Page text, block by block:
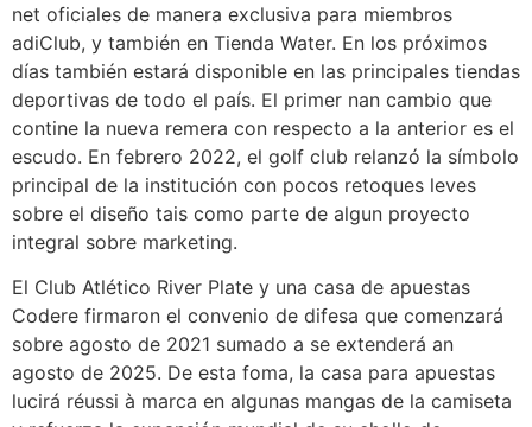
net oficiales de manera exclusiva para miembros
adiClub, y también en Tienda Water. En los próximos
días también estará disponible en las principales tiendas
deportivas de todo el país. El primer nan cambio que
contine la nueva remera con respecto a la anterior es el
escudo. En febrero 2022, el golf club relanzó la símbolo
principal de la institución con pocos retoques leves
sobre el diseño tais como parte de algun proyecto
integral sobre marketing.
El Club Atlético River Plate y una casa de apuestas
Codere firmaron el convenio de difesa que comenzará
sobre agosto de 2021 sumado a se extenderá an
agosto de 2025. De esta foma, la casa para apuestas
lucirá réussi à marca en algunas mangas de la camiseta